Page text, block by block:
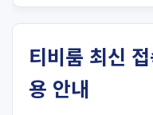
티비룸 최신
용 안내